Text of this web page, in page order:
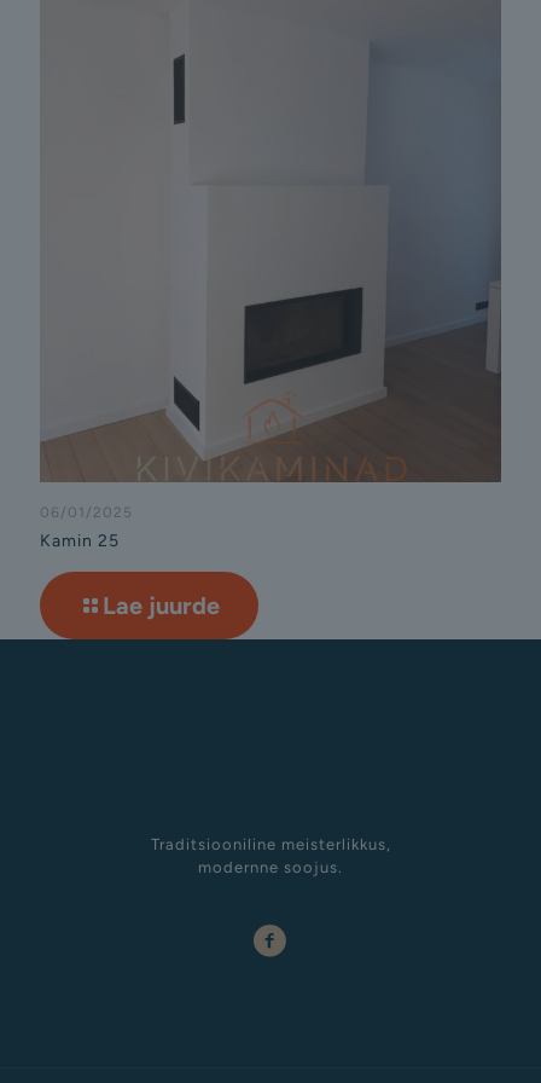
06/01/2025
Kamin 25
Lae juurde
Traditsiooniline meisterlikkus,
modernne soojus.